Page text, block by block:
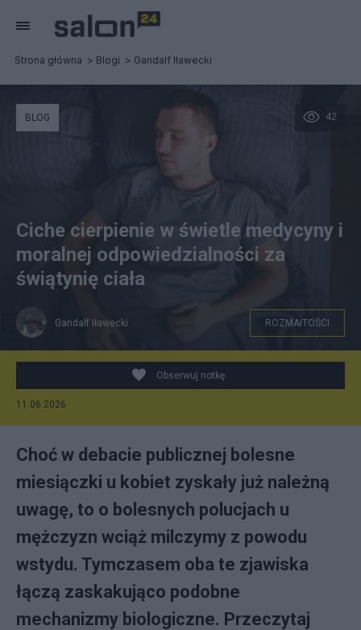
Strona główna Blogi Gandalf Iławecki
blog.zaelia.pl
42
BLOG
Ciche cierpienie w świetle medycyny i
moralnej odpowiedzialności za
świątynię ciała
Gandalf Iławecki ROZMAITOŚCI
Obserwuj notkę
11.06.2026
Choć w debacie publicznej bolesne
miesiączki u kobiet zyskały już należną
uwagę, to o bolesnych polucjach u
mężczyzn wciąż milczymy z powodu
wstydu. Tymczasem oba te zjawiska
łączą zaskakująco podobne
mechanizmy biologiczne. Przeczytaj